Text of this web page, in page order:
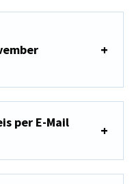
per E-Mail